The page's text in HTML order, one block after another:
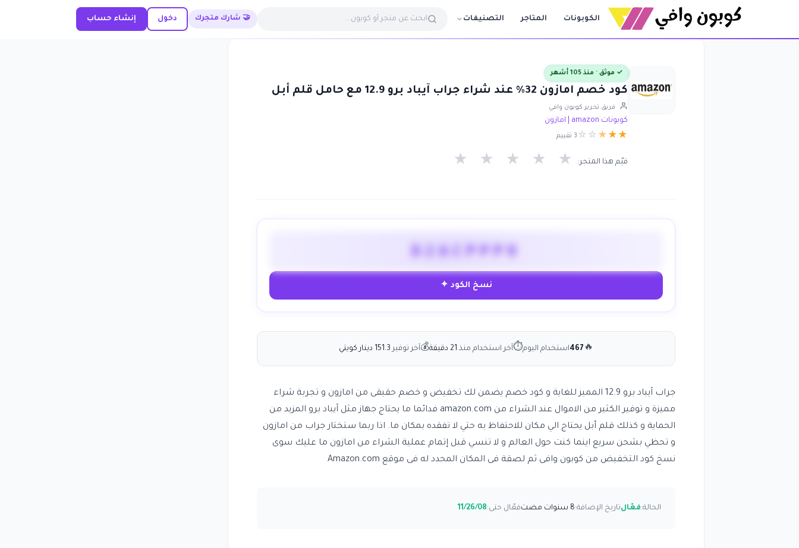
الكوبونات المتاجر التصنيفات 🤝 شارك متجرك دخول إنشاء حساب
✓ موثق · منذ 105 أشهر
كود خصم امازون 32% عند شراء جراب آيباد برو 12.9 مع حامل قلم أبل
فريق تحرير كوبون وافي
كوبونات amazon | امازون
★
★
★
☆
☆ 3 تقييم
قيّم هذا المتجر: ★ ★ ★ ★ ★
D2ACPPP9
نسخ الكود ✦
🔥
467استخدام اليوم⏱آخر استخدام منذ 21 دقيقة 💰آخر توفير 151.3 دينار كويتي
جراب آيباد برو 12.9 المميز للغاية و كود خصم يضمن لك تخفيض و خصم حقيقى من امازون و تجربة شراء
مميزة و توفير الكثير من الاموال عند الشراء من amazon.com فدائما ما يحتاج جهاز مثل آيباد برو المزيد من
الحماية و كذلك قلم أبل يحتاج الي مكان للاحتفاظ به حتي لا تفقده بمكان ما. اذا ربما ستختار جراب من امازون
و تحظي بشحن سريع اينما كنت حول العالم و لا تنسي قبل إتمام عملية الشراء من امازون ما عليك سوى
نسخ كود التخفيض من كوبون وافى ثم لصقة فى المكان المحدد له فى موقع Amazon.com
الحالة:فعّالتاريخ الإضافة:8 سنوات مضت فعّال حتى:11/26/08